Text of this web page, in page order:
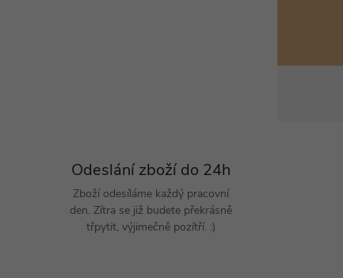
Odeslání zboží do 24h
Zboží odesíláme každý pracovní
den. Zítra se již budete překrásně
třpytit, výjimečně pozítří. :)